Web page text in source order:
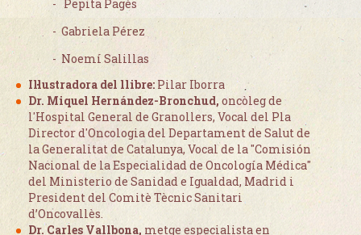
- Pepita Pagès
- Gabriela Pérez
- Noemí Salillas
Il·lustradora del llibre: Pilar Iborra
Dr. Miquel Hernández-Bronchud, oncòleg de
l'Hospital General de Granollers, Vocal del Pla
Director d'Oncologia del Departament de Salut de
la Generalitat de Catalunya, Vocal de la "Comisión
Nacional de la Especialidad de Oncología Médica"
del Ministerio de Sanidad e Igualdad, Madrid i
President del Comitè Tècnic Sanitari
d’Oncovallès.
Dr. Carles Vallbona, metge especialista en